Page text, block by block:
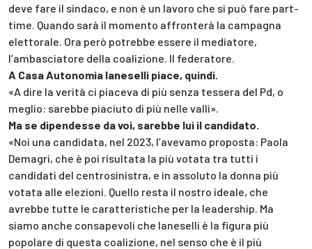
deve fare il sindaco, e non è un lavoro che si può fare part-
time. Quando sarà il momento affronterà la campagna
elettorale. Ora però potrebbe essere il mediatore,
l’ambasciatore della coalizione. Il federatore.
A Casa Autonomia Ianeselli piace, quindi.
«A dire la verità ci piaceva di più senza tessera del Pd, o
meglio: sarebbe piaciuto di più nelle valli».
Ma se dipendesse da voi, sarebbe lui il candidato.
«Noi una candidata, nel 2023, l’avevamo proposta: Paola
Demagri, che è poi risultata la più votata tra tutti i
candidati del centrosinistra, e in assoluto la donna più
votata alle elezioni. Quello resta il nostro ideale, che
avrebbe tutte le caratteristiche per la leadership. Ma
siamo anche consapevoli che Ianeselli è la figura più
popolare di questa coalizione, nel senso che è il più